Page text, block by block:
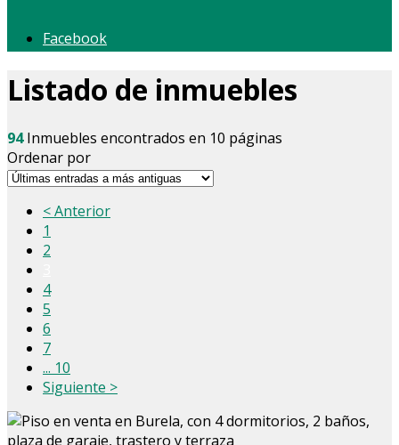
Facebook
Listado de inmuebles
94Inmuebles encontrados en 10 páginas
Ordenar por
< Anterior
1
2
4
5
6
7
... 10
Siguiente >